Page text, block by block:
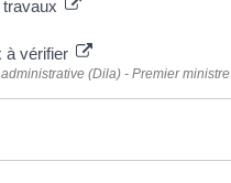
à vérifier
(Dila) - Premier ministre